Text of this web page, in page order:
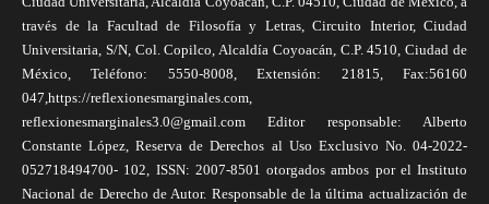
través de la Facultad de Filosofía y Letras, Circuito Interior, Ciudad
Universitaria, S/N, Col. Copilco, Alcaldía Coyoacán, C.P. 4510, Ciudad de
México, Teléfono: 5550-8008, Extensión: 21815, Fax:56160
047,https://reflexionesmarginales.com,
reflexionesmarginales3.0@gmail.com Editor responsable: Alberto
Constante López, Reserva de Derechos al Uso Exclusivo No. 04-2022-
052718494700- 102, ISSN: 2007-8501 otorgados ambos por el Instituto
Nacional de Derecho de Autor. Responsable de la última actualización de